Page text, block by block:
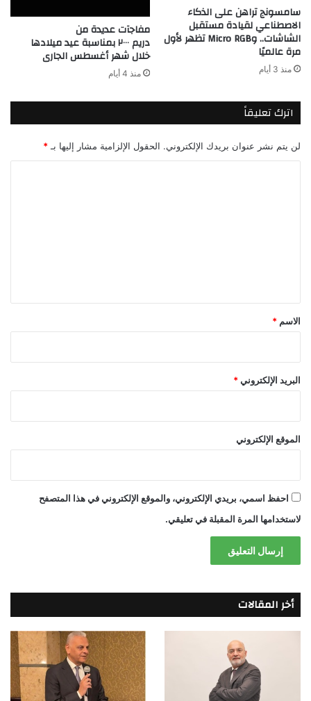
سامسونج تراهن على الذكاء
الاصطناعي لقيادة مستقبل
الشاشات.. وMicro RGB تظهر لأول
مرة عالميًا
منذ 3 أيام
مفاجآت عديدة من
دريم ٢٠٠٠ بمناسبة عيد ميلادها
خلال شهر أغسطس الجارى
منذ 4 أيام
اترك تعليقاً
لن يتم نشر عنوان بريدك الإلكتروني. الحقول الإلزامية مشار إليها بـ *
*
الاسم *
البريد الإلكتروني *
الموقع الإلكتروني
احفظ اسمي، بريدي الإلكتروني، والموقع الإلكتروني في هذا المتصفح
لاستخدامها المرة المقبلة في تعليقي.
أخر المقالات